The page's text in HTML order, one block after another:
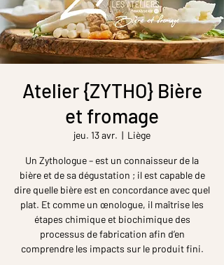
Atelier {ZYTHO} Bière
et fromage
jeu. 13 avr.
  |
Liège
Un Zythologue – est un connaisseur de la
bière et de sa dégustation ; il est capable de
dire quelle bière est en concordance avec quel
plat. Et comme un œnologue, il maîtrise les
étapes chimique et biochimique des
processus de fabrication afin d’en
comprendre les impacts sur le produit fini.